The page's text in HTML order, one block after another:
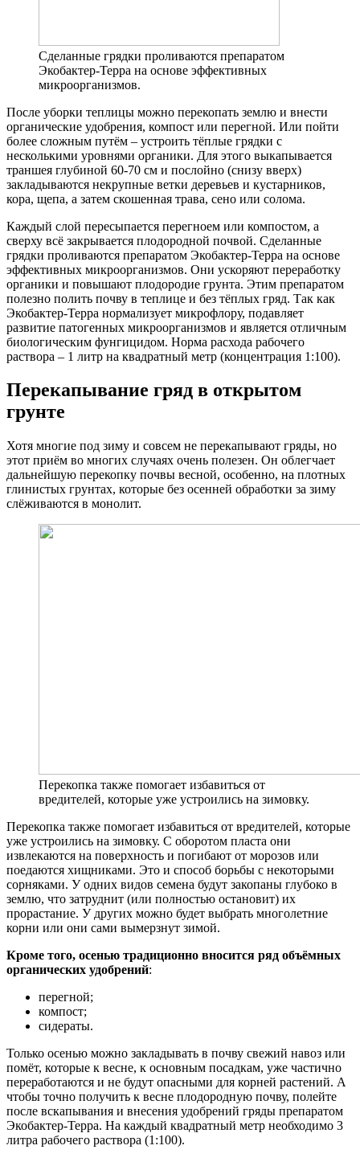
Сделанные грядки проливаются препаратом
Экобактер-Терра на основе эффективных
микроорганизмов.
После уборки теплицы можно перекопать землю и внести
органические удобрения, компост или перегной. Или пойти
более сложным путём – устроить тёплые грядки с
несколькими уровнями органики. Для этого выкапывается
траншея глубиной 60-70 см и послойно (снизу вверх)
закладываются некрупные ветки деревьев и кустарников,
кора, щепа, а затем скошенная трава, сено или солома.
Каждый слой пересыпается перегноем или компостом, а
сверху всё закрывается плодородной почвой. Сделанные
грядки проливаются препаратом Экобактер-Терра на основе
эффективных микроорганизмов. Они ускоряют переработку
органики и повышают плодородие грунта. Этим препаратом
полезно полить почву в теплице и без тёплых гряд. Так как
Экобактер-Терра нормализует микрофлору, подавляет
развитие патогенных микроорганизмов и является отличным
биологическим фунгицидом. Норма расхода рабочего
раствора – 1 литр на квадратный метр (концентрация 1:100).
Перекапывание гряд в открытом
грунте
Хотя многие под зиму и совсем не перекапывают гряды, но
этот приём во многих случаях очень полезен. Он облегчает
дальнейшую перекопку почвы весной, особенно, на плотных
глинистых грунтах, которые без осенней обработки за зиму
слёживаются в монолит.
Перекопка также помогает избавиться от
вредителей, которые уже устроились на зимовку.
Перекопка также помогает избавиться от вредителей, которые
уже устроились на зимовку. С оборотом пласта они
извлекаются на поверхность и погибают от морозов или
поедаются хищниками. Это и способ борьбы с некоторыми
сорняками. У одних видов семена будут закопаны глубоко в
землю, что затруднит (или полностью остановит) их
прорастание. У других можно будет выбрать многолетние
корни или они сами вымерзнут зимой.
Кроме того, осенью традиционно вносится ряд объёмных
органических удобрений:
перегной;
компост;
сидераты.
Только осенью можно закладывать в почву свежий навоз или
помёт, которые к весне, к основным посадкам, уже частично
переработаются и не будут опасными для корней растений. А
чтобы точно получить к весне плодородную почву, полейте
после вскапывания и внесения удобрений гряды препаратом
Экобактер-Терра. На каждый квадратный метр необходимо 3
литра рабочего раствора (1:100).